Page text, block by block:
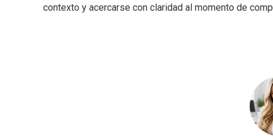
contexto y acercarse con claridad al momento de